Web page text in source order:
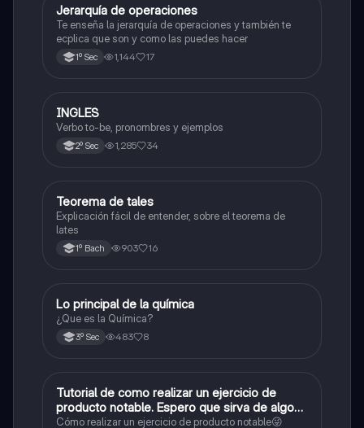
Matemáticas
Jerarquía de operaciones
Te enseña la jerarquía de operaciones y también te
ecplica que son y como las puedes hacer
1º Sec 1,144 17
Inglés
INGLES
Verbo to-be, pronombres y ejemplos
2º Sec 1,285 34
Matemáticas
Teorema de tales
Explicación fácil de entender, sobre el teorema de
lates
1º Bach 903 16
Química
Lo principal de la química
¿Que es la Química?
3º Sec 483 8
Matemáticas
Tutorial de como realizar un ejercicio de
producto notable. Espero que sirva de algo💕
😜
Cómo realizar un ejercicio de producto notable😜